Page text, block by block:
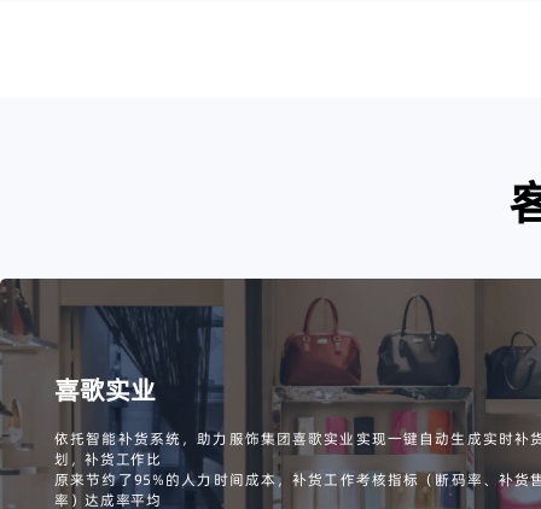
喜歌实业
依托智能补货系统，助力服饰集团喜歌实业实现一键自动生成实时补
划，补货工作比
原来节约了95%的人力时间成本，补货工作考核指标（断码率、补货
率）达成率平均